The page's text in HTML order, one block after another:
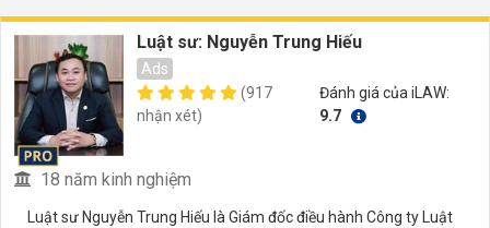
Luật sư: Nguyễn Trung Hiếu
Ads
(917
nhận xét)
Đánh giá của iLAW:
9.7
18 năm kinh nghiệm
Luật sư Nguyễn Trung Hiếu là Giám đốc điều hành Công ty Luật